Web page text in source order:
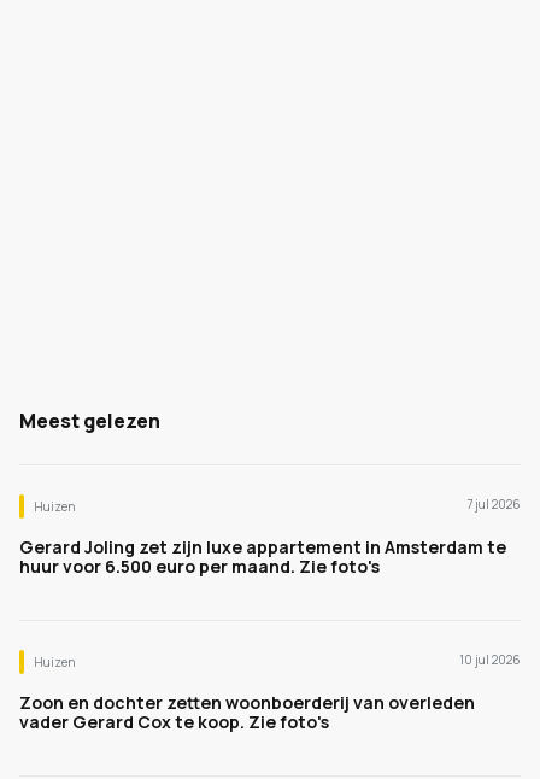
Meest gelezen
Huizen 7 jul 2026
Gerard Joling zet zijn luxe appartement in Amsterdam te
huur voor 6.500 euro per maand. Zie foto's
Huizen 10 jul 2026
Zoon en dochter zetten woonboerderij van overleden
vader Gerard Cox te koop. Zie foto's